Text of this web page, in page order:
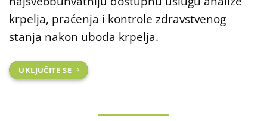
krpelja, praćenja i kontrole zdravstvenog
stanja nakon uboda krpelja.
UKLJUČITE SE